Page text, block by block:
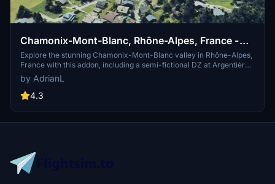
Chamonix-Mont-Blanc, Rhône-Alpes, France -
Valley
Explore the stunning Chamonix-Mont-Blanc valley in Rhône-Alpes,
France with this addon, including a semi-fictional DZ at Argentière.
Enhance your experience by combining it with the Mountains
addon. Download, extract into community folder, and enjoy
photogrammetry and object data. This addon requires a minimum
by AdrianL
4.3